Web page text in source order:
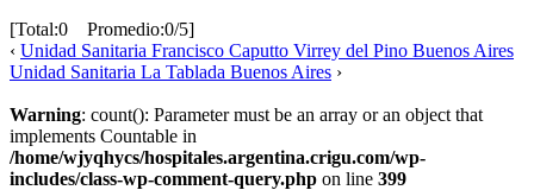
[Total:0 Promedio:0/5]
‹ Unidad Sanitaria Francisco Caputto Virrey del Pino Buenos Aires
Unidad Sanitaria La Tablada Buenos Aires ›
Warning: count(): Parameter must be an array or an object that
implements Countable in
/home/wjyqhycs/hospitales.argentina.crigu.com/wp-
includes/class-wp-comment-query.php on line 399